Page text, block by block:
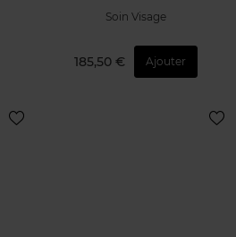
Soin Visage
185,50 € Ajouter